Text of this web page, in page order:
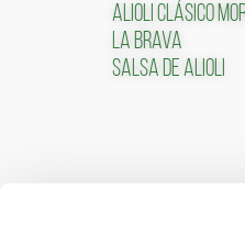
ALIOLI CLÁSICO
LA BRAVA
SALSA DE ALIOLI